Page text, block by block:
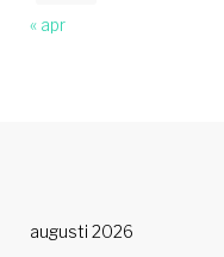
« apr
augusti 2026